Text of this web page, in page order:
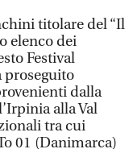
titolare del “Il
elenco dei
Festival
dalla
alla Val
tra cui
01 (Danimarca)